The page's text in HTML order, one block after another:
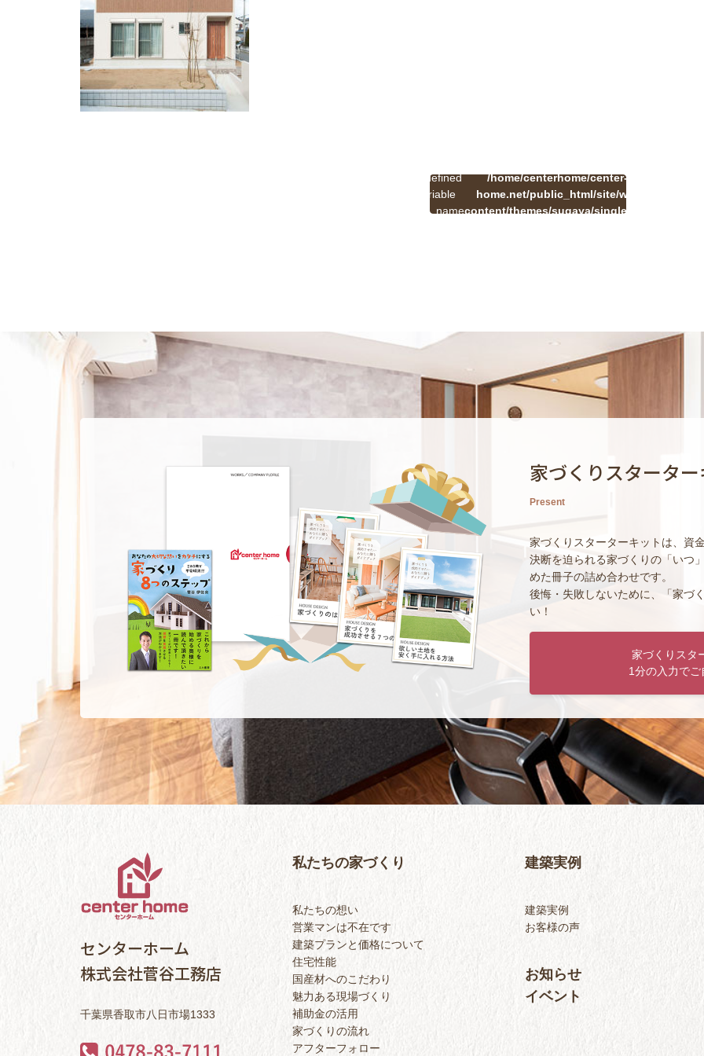
Undefined
variable
$cat_name
/home/centerhome/center-
home.net/public_html/site/wp-
content/themes/sugaya/single.php
家づくりスタータ
Present
家づくりスターターキットは、資
決断を迫られる家づくりの「いつ
めた冊子の詰め合わせです。
後悔・失敗しないために、「家づ
い！
家づくりスタ
1分の入力で
センターホーム
株式会社菅谷工務店
千葉県香取市八日市場1333
私たちの家づくり
私たちの想い
営業マンは不在です
建築プランと価格について
住宅性能
国産材へのこだわり
魅力ある現場づくり
補助金の活用
家づくりの流れ
アフターフォロー
建築実例
建築実例
お客様の声
お知らせ
イベント